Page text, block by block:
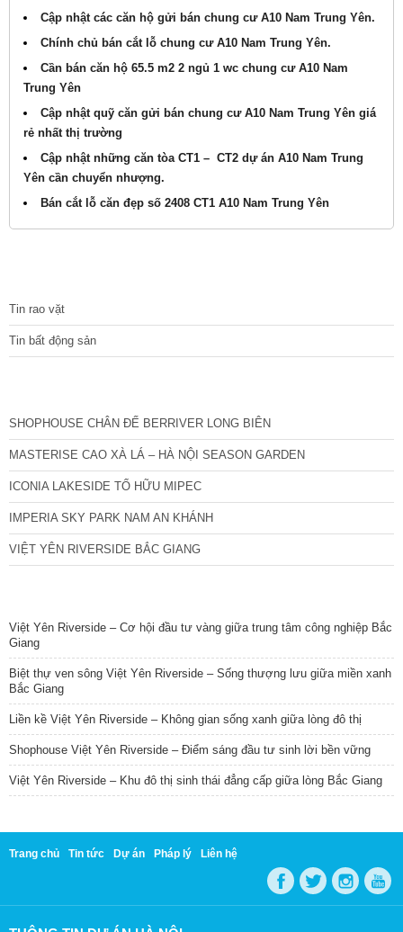
Cập nhật các căn hộ gửi bán chung cư A10 Nam Trung Yên.
Chính chủ bán cắt lỗ chung cư A10 Nam Trung Yên.
Cần bán căn hộ 65.5 m2 2 ngủ 1 wc chung cư A10 Nam
Trung Yên
Cập nhật quỹ căn gửi bán chung cư A10 Nam Trung Yên giá
rẻ nhất thị trường
Cập nhật những căn tòa CT1 – CT2 dự án A10 Nam Trung
Yên cần chuyển nhượng.
Bán cắt lỗ căn đẹp số 2408 CT1 A10 Nam Trung Yên
Tin rao vặt
Tin bất động sản
SHOPHOUSE CHÂN ĐẾ BERRIVER LONG BIÊN
MASTERISE CAO XÀ LÁ – HÀ NỘI SEASON GARDEN
ICONIA LAKESIDE TỐ HỮU MIPEC
IMPERIA SKY PARK NAM AN KHÁNH
VIỆT YÊN RIVERSIDE BẮC GIANG
Việt Yên Riverside – Cơ hội đầu tư vàng giữa trung tâm công nghiệp Bắc
Giang
Biệt thự ven sông Việt Yên Riverside – Sống thượng lưu giữa miền xanh
Bắc Giang
Liền kề Việt Yên Riverside – Không gian sống xanh giữa lòng đô thị
Shophouse Việt Yên Riverside – Điểm sáng đầu tư sinh lời bền vững
Việt Yên Riverside – Khu đô thị sinh thái đẳng cấp giữa lòng Bắc Giang
Trang chủ Tin tức Dự án Pháp lý Liên hệ